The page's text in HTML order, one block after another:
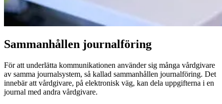
Sammanhållen journalföring
För att underlätta kommunikationen använder sig många vårdgivare
av samma journalsystem, så kallad sammanhållen journalföring. Det
innebär att vårdgivare, på elektronisk väg, kan dela uppgifterna i en
journal med andra vårdgivare.